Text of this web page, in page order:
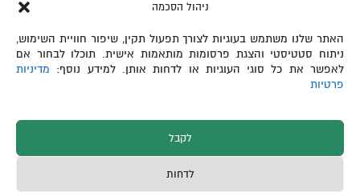
ניהול הסכמה
האתר שלנו משתמש בעוגיות לצורך תפעול תקין, שיפור חוויית השימוש,
ניתוח סטטיסטי והצגת פרסומות מותאמות אישית. תוכלו לבחור אם
לאפשר את כל סוגי העוגיות או לדחות אותן. למידע נוסף: מדיניות
פרטיות
לקבל
לדחות
טכניון – מכון טכנולוגי לישראל 2026